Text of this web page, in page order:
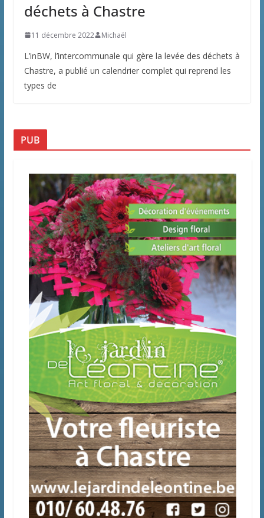
déchets à Chastre
11 décembre 2022 Michaël
L’inBW, l’intercommunale qui gère la levée des déchets à
Chastre, a publié un calendrier complet qui reprend les
types de
PUB